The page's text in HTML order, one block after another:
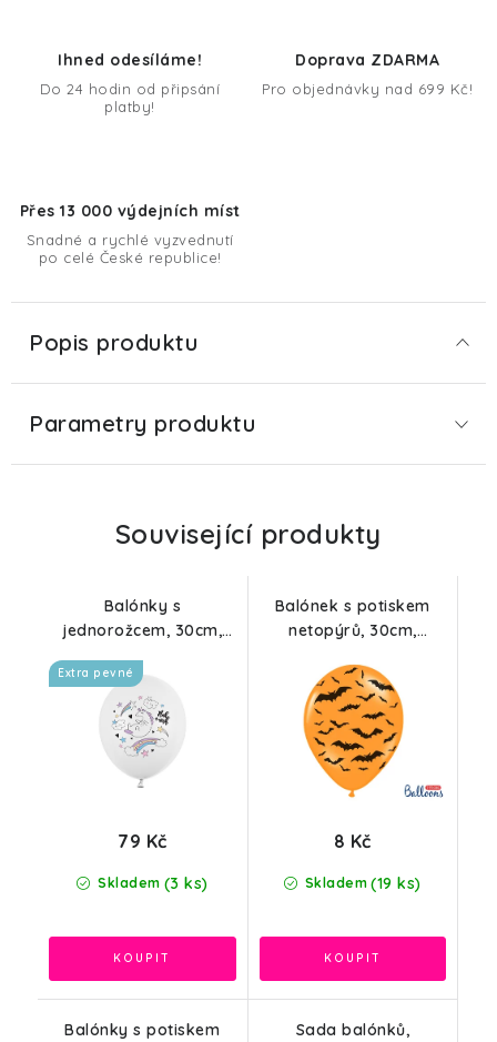
Ihned odesíláme!
Do 24 hodin od připsání
platby!
Doprava ZDARMA
Pro objednávky nad 699 Kč!
Přes 13 000 výdejních míst
Snadné a rychlé vyzvednutí
po celé České republice!
Popis produktu
Parametry produktu
Související produkty
Balónky s
jednorožcem, 30cm,
Extra pevné
Skladem (3 ks)
79 Kč
Balónek s potiskem
netopýrů, 30cm,
Skladem (19 ks)
8 Kč
Balónky s potiskem
Sada balónků,